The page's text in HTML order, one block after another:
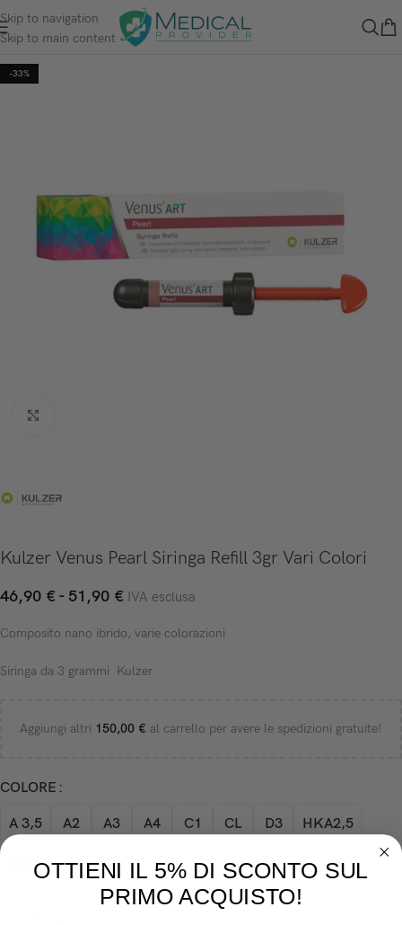
Skip to navigation
Skip to main content
-33%
Kulzer Venus Pearl Siringa Refill 3gr Vari Colori
46,90 €- 51,90 € IVA esclusa
Composito nano ibrido, varie colorazioni
Siringa da 3 grammi Kulzer
Aggiungi altri 150,00 € al carrello per avere le spedizioni gratuite!
COLORE
A 3,5 A2 A3 A4 C1 CL D3 HKA2,5
ODC OMC
OTTIENI IL 5% DI SCONTO SUL
PRIMO ACQUISTO!